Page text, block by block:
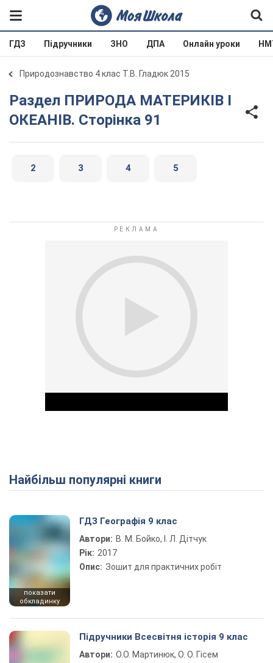
ГДЗ Підручники ЗНО ДПА Онлайн уроки
Природознавство 4 клас Т.В. Гладюк 2015
Раздел ПРИРОДА МАТЕРИКІВ І
ОКЕАНІВ. Сторінка 91
2 3 4 5
Play Video
Найбільш популярні книги
показати
обкладинку
ГДЗ Географія 9 клас
Автори: В. М. Бойко, І. Л. Дітчук
Рік: 2017
Опис: Зошит для практичних робіт
Підручники Всесвітня історія 9 клас
Автори: О.О. Мартинюк, О. О. Гісем